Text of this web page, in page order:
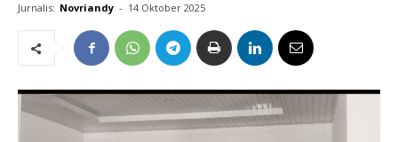
Jurnalis: Novriandy - 14 Oktober 2025